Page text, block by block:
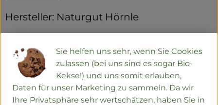
Hersteller: Naturgut Hörnle
zur Webseite Sie helfen uns sehr, wenn Sie Cookies
zulassen (bei uns sind es sogar Bio-
Kekse!) und uns somit erlauben,
Daten für unser Marketing zu sammeln. Da wir
Ihre Privatsphäre sehr wertschätzen, haben Sie in